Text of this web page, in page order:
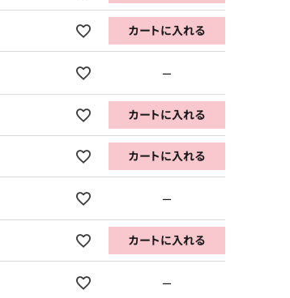
カートに入れる
—
カートに入れる
カートに入れる
—
カートに入れる
—